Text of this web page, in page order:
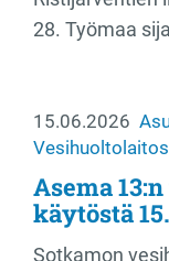
28. Työmaa
15.06.2026
Vesihuoltolaitos
Asema
käytöstä
Sotkamon